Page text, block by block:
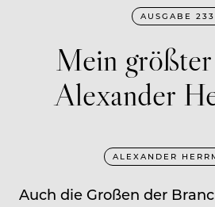
AUSGABE 233
Mein
Alexander
ALEXANDER
Auch die Großen der